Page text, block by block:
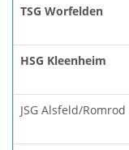
TSG Worfelden
HSG Kleenheim
JSG Alsfeld/Romrod